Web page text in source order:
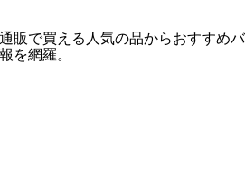
販で買える人気の品からおすすめバ
を網羅。